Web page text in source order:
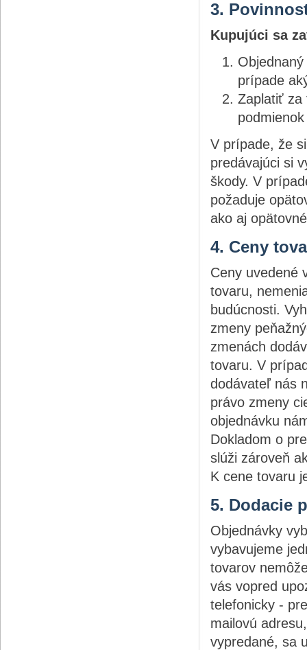
3.
Kupujúci sa
prípade
Zaplatiť za
V prípade, že
predávajúci si
škody. V
požaduje
ako aj
4. Ceny
Ceny uvedené
tovaru,
budúcnosti.
zmeny
zmenách
tovaru. V
dodávateľ nás
právo zmeny
objednávku
Dokladom o
slúži zároveň
K cene tovaru
5. Dodacie
Objednávky
vybavujeme
tovarov
vás vopred
telefonicky -
mailovú
vypredané, sa